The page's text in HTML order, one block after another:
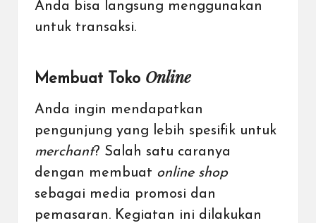
Anda bisa langsung menggunakan
untuk transaksi.
Membuat Toko Online
Anda ingin mendapatkan
pengunjung yang lebih spesifik untuk
merchant? Salah satu caranya
dengan membuat online shop
sebagai media promosi dan
pemasaran. Kegiatan ini dilakukan